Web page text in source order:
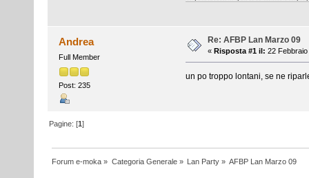
Andrea
Full Member
Post: 235
Re: AFBP Lan Marzo 09
« Risposta #1 il: 22
un po troppo lontani, se ne
Pagine: [1]
Forum e-moka » Categoria Generale» Lan Party» AFBP Lan Marzo 09